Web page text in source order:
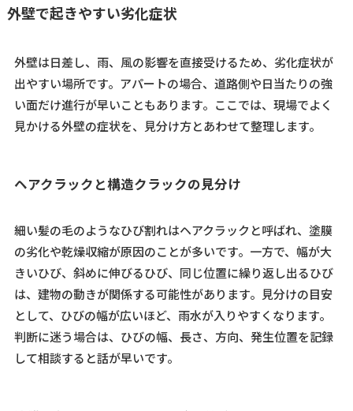
外壁で起きやすい劣化症状
外壁は日差し、雨、風の影響を直接受けるため、劣化症状が
出やすい場所です。アパートの場合、道路側や日当たりの強
い面だけ進行が早いこともあります。ここでは、現場でよく
見かける外壁の症状を、見分け方とあわせて整理します。
ヘアクラックと構造クラックの見分け
細い髪の毛のようなひび割れはヘアクラックと呼ばれ、塗膜
の劣化や乾燥収縮が原因のことが多いです。一方で、幅が大
きいひび、斜めに伸びるひび、同じ位置に繰り返し出るひび
は、建物の動きが関係する可能性があります。見分けの目安
として、ひびの幅が広いほど、雨水が入りやすくなります。
判断に迷う場合は、ひびの幅、長さ、方向、発生位置を記録
して相談すると話が早いです。